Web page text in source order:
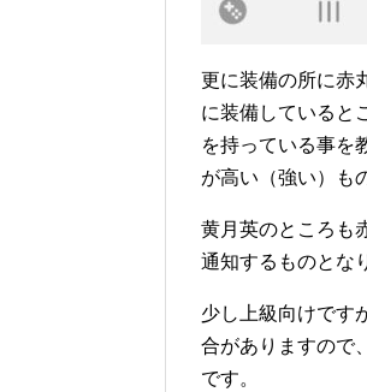
更に装備の所に赤
に装備していると
を持っている事を
が高い（強い）も
黄月英のところも
通知するものとな
少し上級向けです
合がありますので
です。